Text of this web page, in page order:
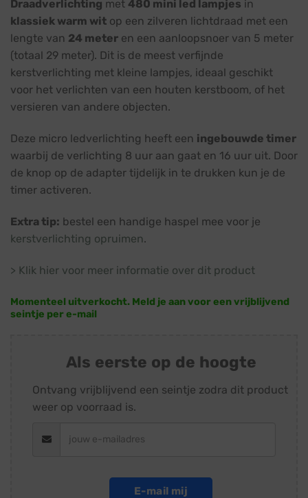
was:
€ 31,95.
is:
€ 28,95.
Draadverlichting met 480 mini led lampjes in
klassiek warm wit op een zilveren lichtdraad met een
lengte van 24 meter en een aanloopsnoer van 5 meter
(totaal 29 meter). Dit is de meest verfijnde
kerstverlichting met kleine lampjes, ideaal geschikt
voor het verlichten van een houten kerstboom, of het
versieren van andere objecten.
Deze micro ledverlichting heeft een ingebouwde timer
waarbij de verlichting 8 uur aan gaat en 16 uur uit. Door
de knop op de adapter tijdelijk in te drukken kun je de
timer activeren.
Extra tip: bestel een handige haspel mee voor je
kerstverlichting opruimen.
> Klik hier voor meer informatie over dit product
Momenteel uitverkocht. Meld je aan voor een vrijblijvend
seintje per e-mail
Als eerste op de hoogte
Ontvang vrijblijvend een seintje zodra dit product
weer op voorraad is.
E-mail mij